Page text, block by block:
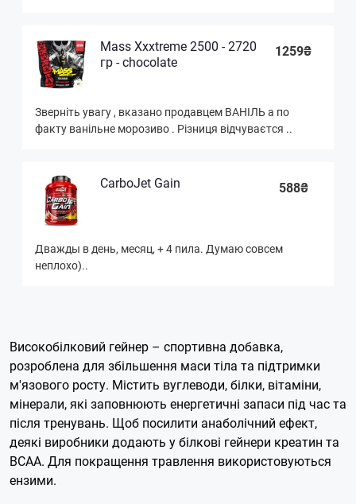
Mass Xxxtreme 2500 - 2720
гр - сhocolate
1259₴
Зверніть увагу , вказано продавцем ВАНІЛЬ а по
факту ванільне морозиво . Різниця відчуваєтся ..
CarboJet Gain 588₴
Дважды в день, месяц, + 4 пила. Думаю совсем
неплохо)..
Високобілковий гейнер – спортивна добавка,
розроблена для збільшення маси тіла та підтримки
м'язового росту. Містить вуглеводи, білки, вітаміни,
мінерали, які заповнюють енергетичні запаси під час та
після тренувань. Щоб посилити анаболічний ефект,
деякі виробники додають у білкові гейнери креатин та
BCAA. Для покращення травлення використовуються
ензими.